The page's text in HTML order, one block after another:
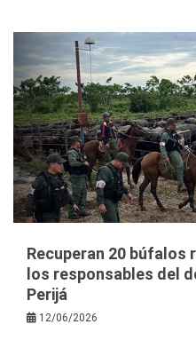
Recuperan 20 búfalos
los responsables del
Perijá
12/06/2026